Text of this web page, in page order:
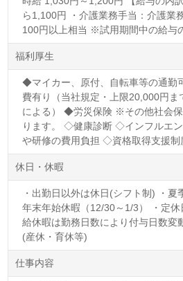
ら1,100円 ・介護業務手当：介護業
100円以上相当 ※試用期間中の給与
福利厚生
◆マイカー、原付、自転車等の通勤
費有り（当社規定・上限20,000円
による） ◆労災保険 ※その他社会
ります。 ◇健康診断 ◇インフルエ
や研修の費用負担 ◇資格取得支援
休日・休暇
・出勤日以外は休日(シフト制) ・夏
年末年始休暇（12/30～1/3） ・定
給休暇は勤務日数により付与日数変
(産休・育休等)
仕事内容